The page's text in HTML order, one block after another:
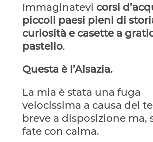
Immaginatevi corsi
piccoli paesi pieni di
curiosità e casette a
pastello.
Questa è l’Alsazia.
La mia è stata una fuga
velocissima a causa del
breve a disposizione ma,
fate con calma.